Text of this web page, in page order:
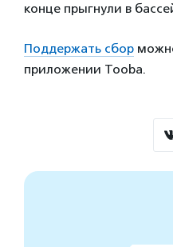
конце прыгнули в
Поддержать сбор
приложении Tooba.